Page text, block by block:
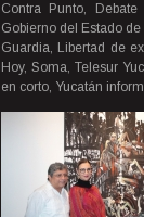
Contra Punto,
Gobierno del Estado
Guardia, Libertad de
Hoy, Soma, Telesur
en corto, Yucatán